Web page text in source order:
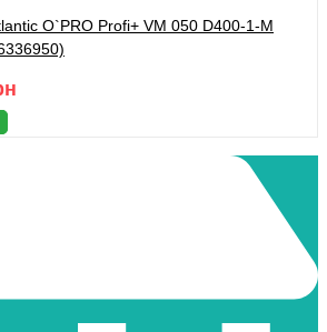
O`PRO Profi+ VM 050 D400-1-M